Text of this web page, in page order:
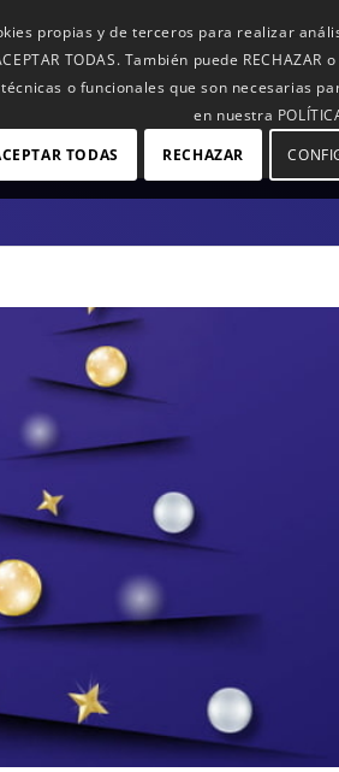
propias y de terceros para realizar
TODAS. También puede
o funcionales que son necesarias
en nuestra
TODAS
RECHAZAR